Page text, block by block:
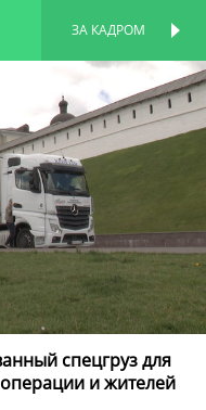
ЗА КАДРОМ
спецгруз для
и жителей
ПЕРСОНАЛЬНАЯ
СТРАНИЦА